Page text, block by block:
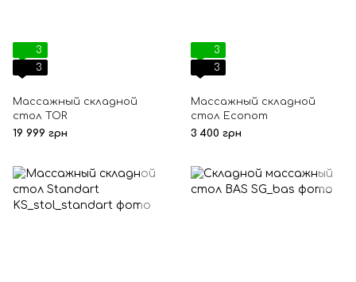
3
3
Массажный складной
стол TOR
19 999 грн
3
3
Массажный складной
стол Econom
3 400 грн